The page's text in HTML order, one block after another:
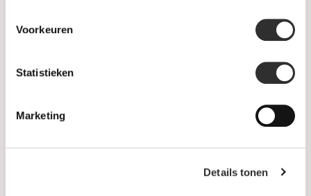
Voorkeuren
Statistieken
Marketing
Details tonen